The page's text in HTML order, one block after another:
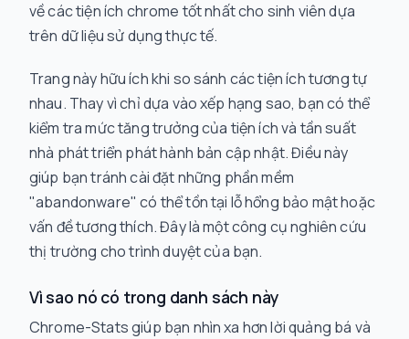
về các tiện ích chrome tốt nhất cho sinh viên dựa
trên dữ liệu sử dụng thực tế.
Trang này hữu ích khi so sánh các tiện ích tương tự
nhau. Thay vì chỉ dựa vào xếp hạng sao, bạn có thể
kiểm tra mức tăng trưởng của tiện ích và tần suất
nhà phát triển phát hành bản cập nhật. Điều này
giúp bạn tránh cài đặt những phần mềm
"abandonware" có thể tồn tại lỗ hổng bảo mật hoặc
vấn đề tương thích. Đây là một công cụ nghiên cứu
thị trường cho trình duyệt của bạn.
Vì sao nó có trong danh sách này
Chrome-Stats giúp bạn nhìn xa hơn lời quảng bá và